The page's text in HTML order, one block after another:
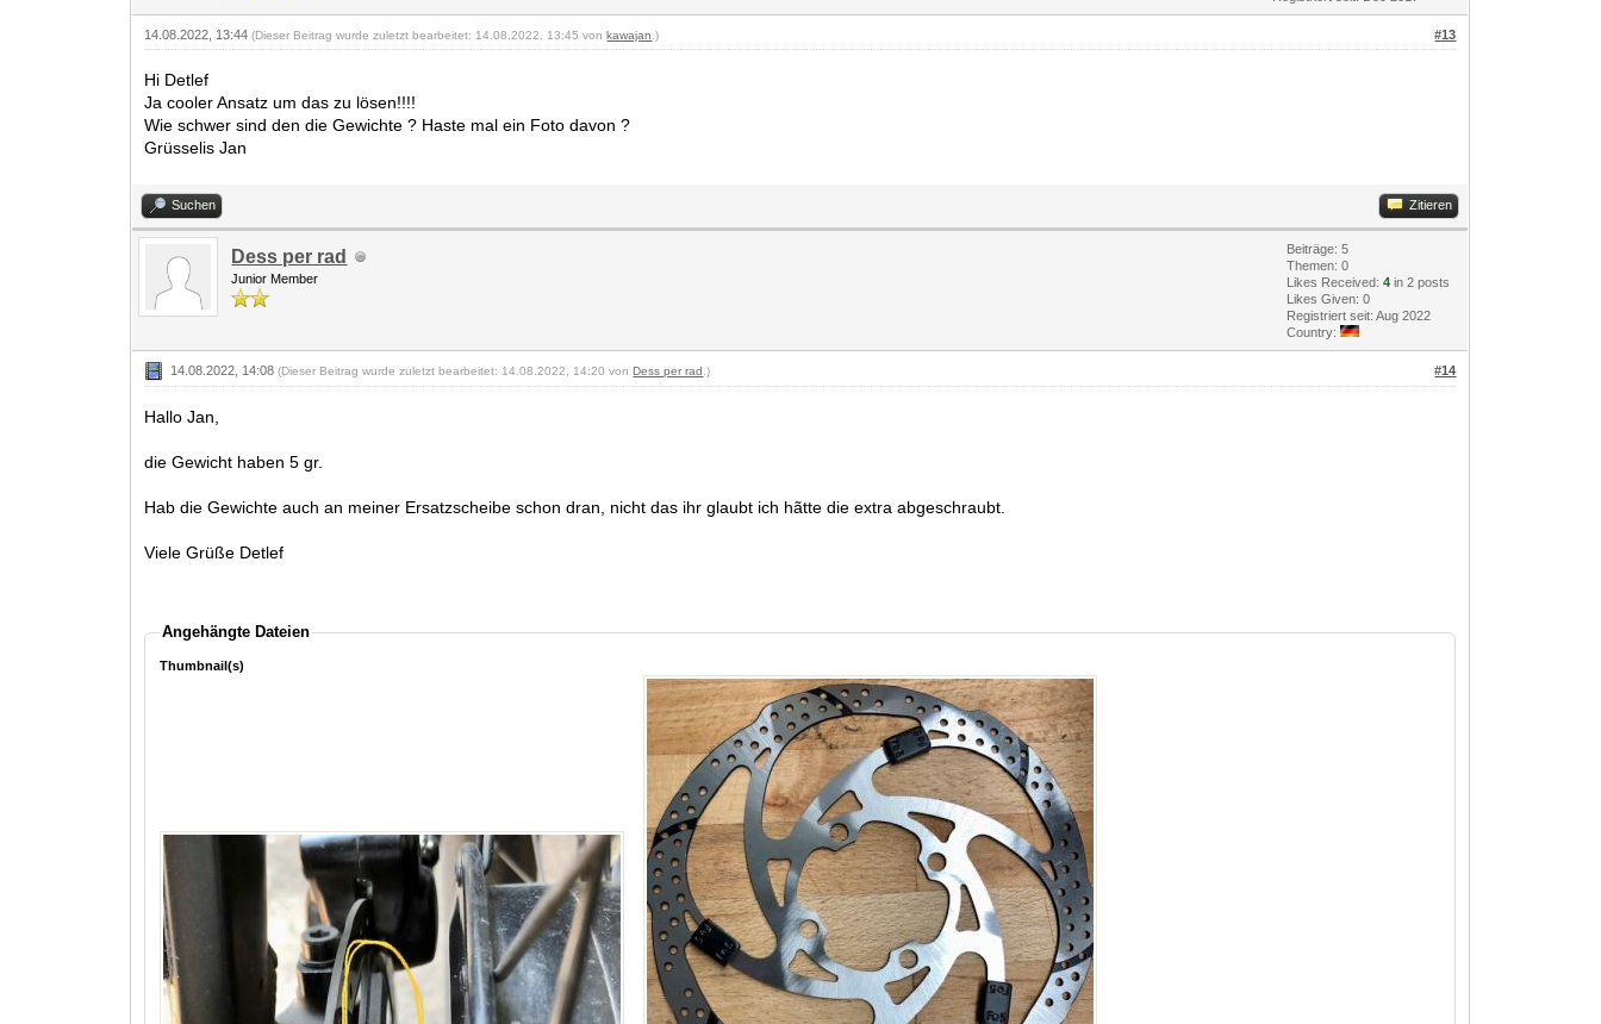
#13
14.08.2022, 13:44(Dieser Beitrag wurde zuletzt bearbeitet: 14.08.2022, 13:45 vonkawajan .)
Hi Detlef
Ja cooler Ansatz um das zu lösen!!!!
Wie schwer sind den die Gewichte ? Haste mal ein Foto davon ?
Grüsselis Jan
Suchen Zitieren
Dess per rad
Junior Member
Beiträge: 5
Themen: 0
Likes Received:4 in 2 posts
Likes Given: 0
Registriert seit: Aug 2022
Country:
#14
14.08.2022, 14:08(Dieser Beitrag wurde zuletzt bearbeitet: 14.08.2022, 14:20 vonDess per rad .)
Hallo Jan,
die Gewicht haben 5 gr.
Hab die Gewichte auch an meiner Ersatzscheibe schon dran, nicht das ihr glaubt ich hãtte die extra abgeschraubt.
Viele Grüße Detlef
Angehängte Dateien
Thumbnail(s)